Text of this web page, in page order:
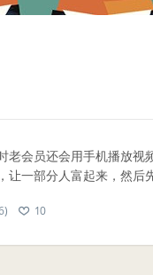
老会员还会用手机播放
让一部分人富起来，然后
10